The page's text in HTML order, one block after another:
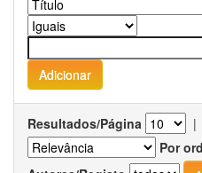
Resultados/Página |
Por